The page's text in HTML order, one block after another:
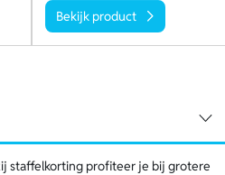
Bekijk product
staffelkorting profiteer je bij grotere